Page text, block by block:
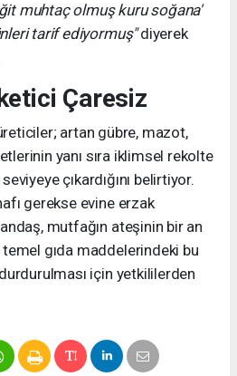
muhtaç olmuş kuru soğana'
tarif ediyormuş"diyerek
Çaresiz
artan gübre, mazot,
yanı sıra iklimsel rekolte
çıkardığını belirtiyor.
gerekse evine erzak
mutfağın ateşinin bir an
gıda maddelerindeki bu
için yetkililerden